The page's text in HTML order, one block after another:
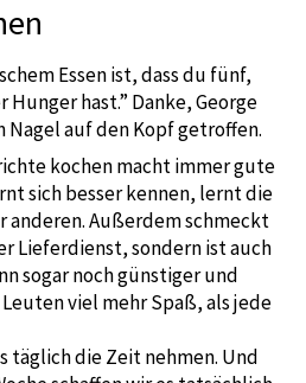
Essen ist, dass du fünf,
Hunger hast.” Danke, George
Nagel auf den Kopf getroffen.
kochen macht immer gute
sich besser kennen, lernt die
anderen. Außerdem schmeckt
Lieferdienst, sondern ist auch
sogar noch günstiger und
viel mehr Spaß, als jede
täglich die Zeit nehmen. Und